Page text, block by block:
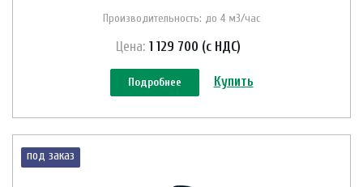
Производительность: до 4 м3/час
Цена: 1 129 700 (с НДС)
Подробнее Купить
под заказ